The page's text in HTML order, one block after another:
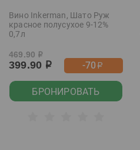
Вино Inkerman, Шато Руж
красное полусухое 9-12%
0,7л
469.90 р
399.90 р -70р
БРОНИРОВАТЬ